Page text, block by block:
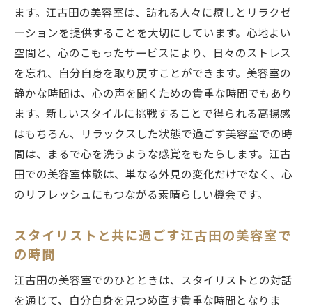
ます。江古田の美容室は、訪れる人々に癒しとリラクゼ
ーションを提供することを大切にしています。心地よい
空間と、心のこもったサービスにより、日々のストレス
を忘れ、自分自身を取り戻すことができます。美容室の
静かな時間は、心の声を聞くための貴重な時間でもあり
ます。新しいスタイルに挑戦することで得られる高揚感
はもちろん、リラックスした状態で過ごす美容室での時
間は、まるで心を洗うような感覚をもたらします。江古
田での美容室体験は、単なる外見の変化だけでなく、心
のリフレッシュにもつながる素晴らしい機会です。
スタイリストと共に過ごす江古田の美容室で
の時間
江古田の美容室でのひとときは、スタイリストとの対話
を通じて、自分自身を見つめ直す貴重な時間となりま